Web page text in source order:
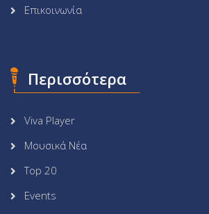
Επικοινωνία
Περισσότερα
Viva Player
Μουσικά Νέα
Top 20
Events